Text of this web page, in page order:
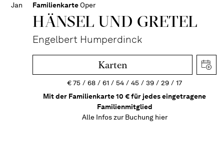
Jan FamilienkarteOper
HÄNSEL UND GRETEL
Engelbert Humperdinck
Karten
€75 68 61 54 45 39 29
17
Mit der Familienkarte 10 € für jedes eingetragene
Familienmitglied
Alle Infos zur Buchung hier